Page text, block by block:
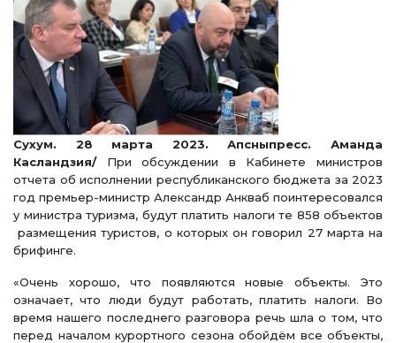
Сухум. 28 марта 2023. Апсныпресс. Аманда
Касландзия/При обсуждении в Кабинете министров
отчета об исполнении республиканского бюджета за 2023
год премьер-министр Александр Анкваб поинтересовался
у министра туризма, будут платить налоги те 858 объектов
размещения туристов, о которых он говорил 27 марта на
брифинге.
«Очень хорошо, что появляются новые объекты. Это
означает, что люди будут работать, платить налоги. Во
время нашего последнего разговора речь шла о том, что
перед началом курортного сезона обойдём все объекты,